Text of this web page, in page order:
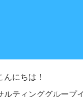
んにちは！
ルティンググループ